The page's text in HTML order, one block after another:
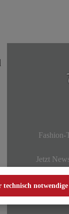
Fashion-
Jetzt
technisch notwendige